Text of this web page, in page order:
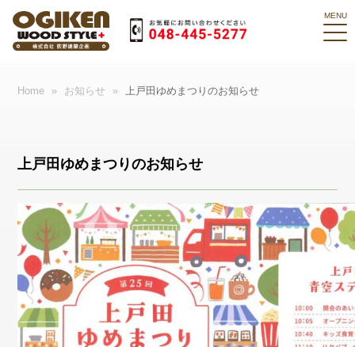
Home » お知らせ » 上戸田ゆめまつりのお知らせ
上戸田ゆめまつりのお知らせ